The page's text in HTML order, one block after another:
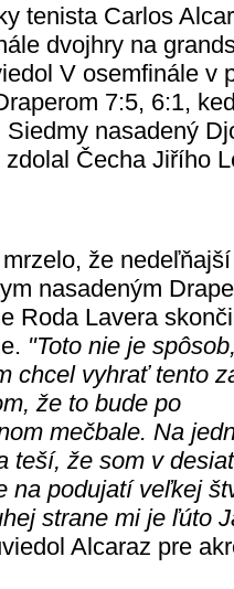
tenista Carlos
dvojhry na
V osemfinále v
7:5, 6:1,
Siedmy nasadený
Čecha Jiřího
že
nasadeným
Roda Lavera
"Toto nie je
chcel vyhrať tento
že to bude po
mečbale. Na
teší, že som v
na podujatí veľkej
strane mi je ľúto
Alcaraz pre